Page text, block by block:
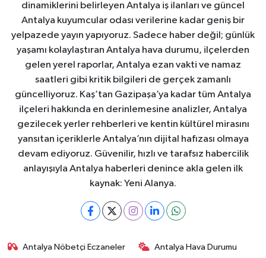
dinamiklerini belirleyen Antalya iş ilanları ve güncel
Antalya kuyumcular odası verilerine kadar geniş bir
yelpazede yayın yapıyoruz. Sadece haber değil; günlük
yaşamı kolaylaştıran Antalya hava durumu, ilçelerden
gelen yerel raporlar, Antalya ezan vakti ve namaz
saatleri gibi kritik bilgileri de gerçek zamanlı
güncelliyoruz. Kaş’tan Gazipaşa’ya kadar tüm Antalya
ilçeleri hakkında en derinlemesine analizler, Antalya
gezilecek yerler rehberleri ve kentin kültürel mirasını
yansıtan içeriklerle Antalya’nın dijital hafızası olmaya
devam ediyoruz. Güvenilir, hızlı ve tarafsız habercilik
anlayışıyla Antalya haberleri denince akla gelen ilk
kaynak: Yeni Alanya.
Antalya Nöbetçi Eczaneler Antalya Hava Durumu